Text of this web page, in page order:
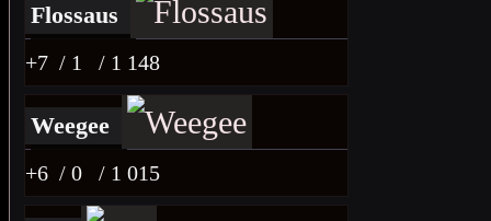
Flossaus
+7 / 1 / 1 148
Weegee
+6 / 0 / 1 015